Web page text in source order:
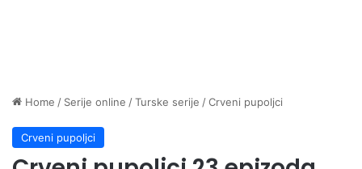
Home / Serije online /Turske serije /Crveni pupoljci
Crveni pupoljci